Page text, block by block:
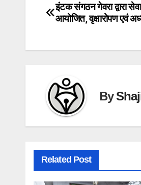
Post
इंटक संगठन गेवरा द्वारा
आयोजित, वृक्षारोपण एवं
By
Related Post